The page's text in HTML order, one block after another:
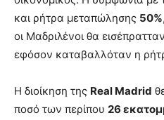
και ρήτρα μεταπώλησης 50%
οι Μαδριλένοι θα εισέπρατταν
εφόσον καταβαλλόταν η
Η διοίκηση της Real Madrid
ποσό των περίπου 26